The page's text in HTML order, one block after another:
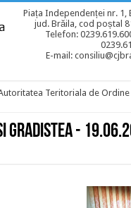
Piața Independenței nr. 1,
jud. Brăila, cod poștal
Telefon:
E-mail:
Teritoriala de Ordine
Gradistea -